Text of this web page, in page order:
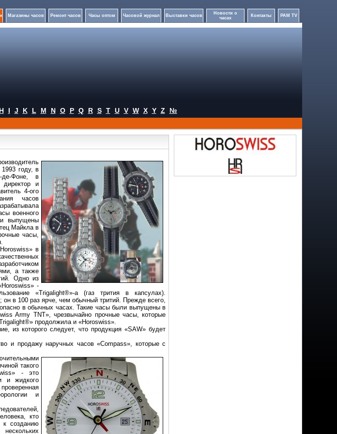
Магазины часов Ремонт часов Часы оптом Часовой журнал Выставки часов
Новости о
часах
Контакты PAM TV
H I J K L M N O P Q R S T U V W X Y Z №
году, в
де-Фоне, в
и
4-ого
часов
военного
выпущены
Майкла в
часы,
в
а также
Одно из
-
«Trigalight®»-а (газ трития в капсулах).
он в 100 раз ярче, чем обычный тритий. Прежде всего,
в обычных часах. Такие часы были выпущены в
Army TNT», чрезвычайно прочные часы, которые
продолжила и «Horoswiss».
из которого следует, что продукция «SAW» будет
и продажу наручных часов «Compass», которые с
такого
- это
и жидкого
и
кто
к созданию